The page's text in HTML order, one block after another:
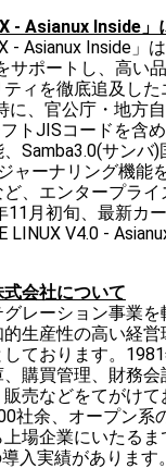
- Asianux Inside」
- Asianux Inside」
サポートし、高い
ィを徹底追及し
に、官公庁・地方
トJISコードを含
Samba3.0(サンバ
ャーナリング機能
、エンタープラ
11月初旬、最新カ
LINUX V4.0 -
式会社について
レーション事業
生産性の高い経
ております。
購買管理、財務
売などをてがけ
社余、オープン系
場企業にいたる
入実績があります。